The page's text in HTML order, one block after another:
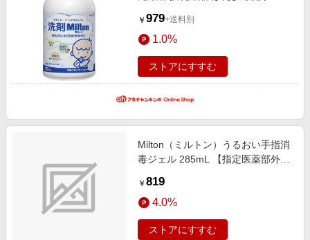
￥ 979+送料別
1.0%
ストアにすすむ
Milton（ミルトン）うるおい手指消
毒ジェル 285mL 【指定医薬部外
￥ 819
4.0%
ストアにすすむ